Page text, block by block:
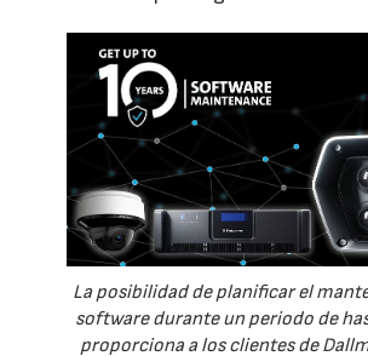
La posibilidad de planificar el
software durante un periodo de
proporciona a los clientes de